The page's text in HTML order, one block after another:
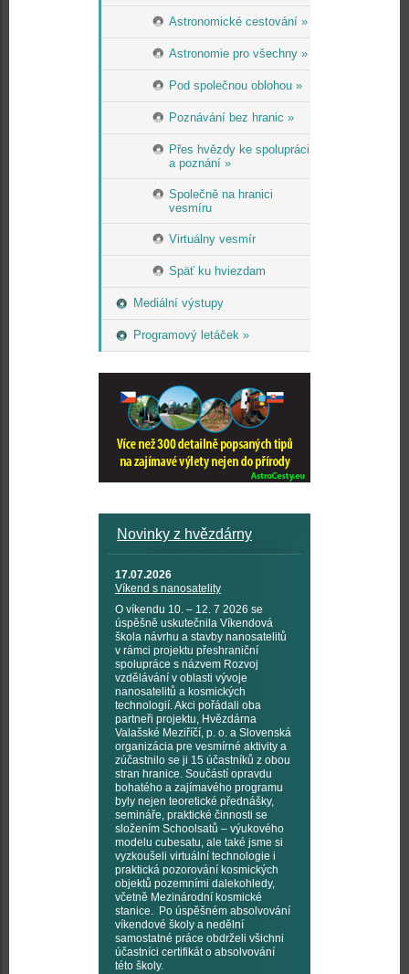
Astronomické cestování »
Astronomie pro všechny »
Pod společnou oblohou »
Poznávání bez hranic »
Přes hvězdy ke spolupráci
a poznání »
Společně na hranici
vesmíru
Virtuálny vesmír
Späť ku hviezdam
Mediální výstupy
Programový letáček »
Novinky z hvězdárny
17.07.2026
Víkend s nanosatelity
O víkendu 10. – 12. 7 2026 se
úspěšně uskutečnila Víkendová
škola návrhu a stavby nanosatelitů
v rámci projektu přeshraniční
spolupráce s názvem Rozvoj
vzdělávání v oblasti vývoje
nanosatelitů a kosmických
technologií. Akci pořádali oba
partneři projektu, Hvězdárna
Valašské Meziříčí, p. o. a Slovenská
organizácia pre vesmírné aktivity a
zúčastnilo se ji 15 účastníků z obou
stran hranice. Součástí opravdu
bohatého a zajímavého programu
byly nejen teoretické přednášky,
semináře, praktické činnosti se
složením Schoolsatů – výukového
modelu cubesatu, ale také jsme si
vyzkoušeli virtuální technologie i
praktická pozorování kosmických
objektů pozemními dalekohledy,
včetně Mezinárodní kosmické
stanice. Po úspěšném absolvování
víkendové školy a nedělní
samostatné práce obdrželi všichni
účastníci certifikát o absolvování
této školy.